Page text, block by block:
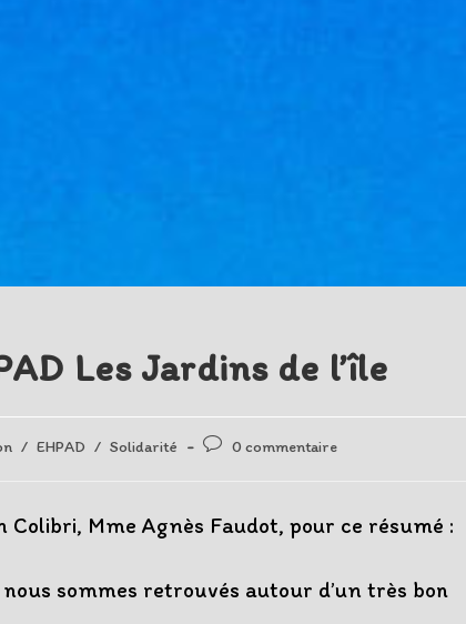
Les Jardins de l’île
/ EHPAD / Solidarité
Post0 commentaire
Mme Agnès Faudot, pour ce résumé :
sommes retrouvés autour d’un très bon